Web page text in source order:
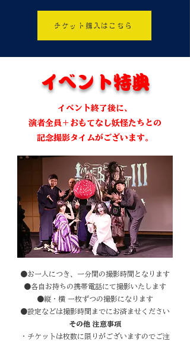
チケット購入はこちら
​イベント特典
イベント終了後に、
演者全員 ＋おもてなし妖怪たちとの
記念撮影タイムがございます。
●お一人につき、一分間の撮影時間となります
●各自お持ちの携帯電話にて撮影いたします
●縦・横 一枚ずつの撮影になります
●設定などは撮影時間までにお済ませください​
​その他 注意事項
・チケットは枚数に限りがございますのでご注